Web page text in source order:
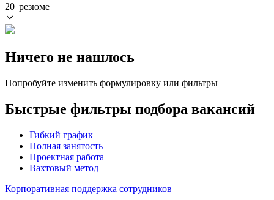
20 резюме
Ничего не нашлось
Попробуйте изменить формулировку или фильтры
Быстрые фильтры подбора вакансий
Гибкий график
Полная занятость
Проектная работа
Вахтовый метод
Корпоративная поддержка сотрудников